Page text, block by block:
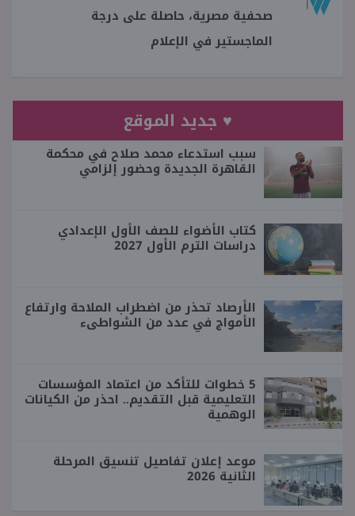
صحفية مصرية، حاصلة على درجة
الماجستير في الإعلام
♥ جديد الموقع
سبب استدعاء محمد صلاح في محكمة
القاهرة الجديدة وحضور إلزامي
كتاب الأضواء للصف الأول الإعدادي
دراسات الترم الأول 2027
الأرصاد تحذر من اضطراب الملاحة وارتفاع
الأمواج في عدد من الشواطىء
5 خطوات للتأكد من اعتماد المؤسسات
التعليمية قبل التقديم.. احذر من الكيانات
الوهمية
موعد إعلان تفاصيل تنسيق المرحلة
الثانية 2026